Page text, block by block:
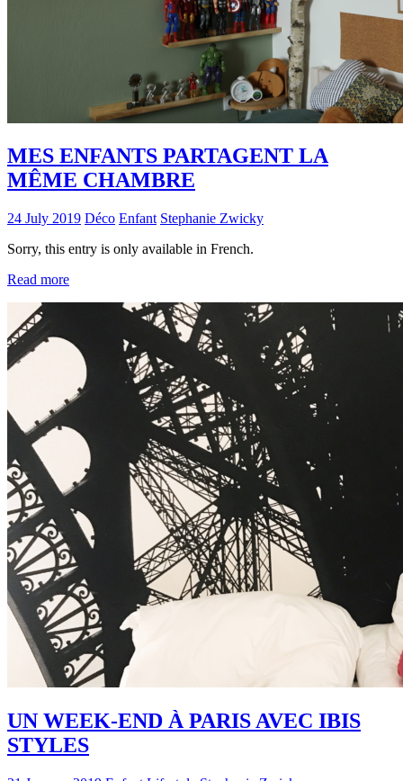
MES ENFANTS PARTAGENT LA
MÊME CHAMBRE
24 July 2019 Déco Enfant Stephanie Zwicky
Sorry, this entry is only available in French.
Read more
UN WEEK-END À PARIS AVEC IBIS
STYLES